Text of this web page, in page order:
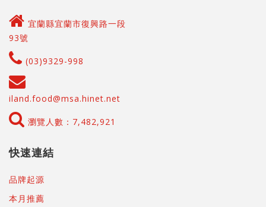
宜蘭縣宜蘭市復興路一段
93號
(03)9329-998
iland.food@msa.hinet.net
瀏覽人數：7,482,921
快速連結
品牌起源
本月推薦